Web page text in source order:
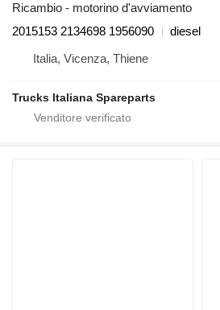
Ricambio - motorino d'avviamento
2015153 2134698 1956090
diesel
Italia, Vicenza, Thiene
Trucks Italiana Spareparts